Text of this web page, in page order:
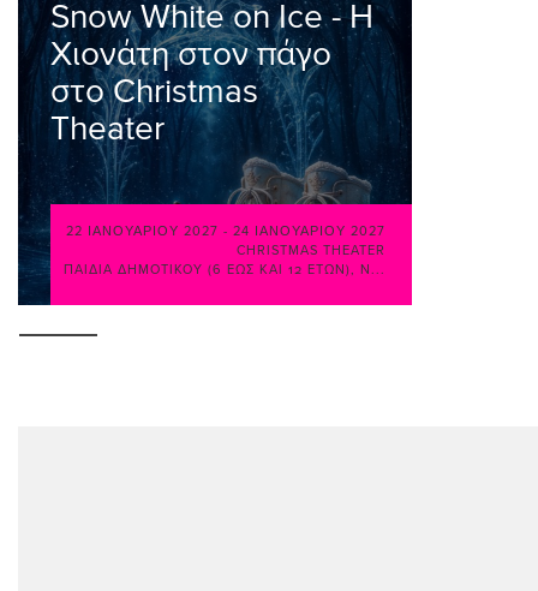
Snow White on Ice - Η
Χιονάτη στον πάγο
στο Christmas
Theater
22 ΙΑΝΟΥΑΡΊΟΥ 2027 - 24 ΙΑΝΟΥΑΡΊΟΥ 2027
CHRISTMAS THEATER
ΠΑΙΔΙΆ ΔΗΜΟΤΙΚΟΎ (6 ΈΩΣ ΚΑΙ 12 ΕΤΏΝ)
Ν...